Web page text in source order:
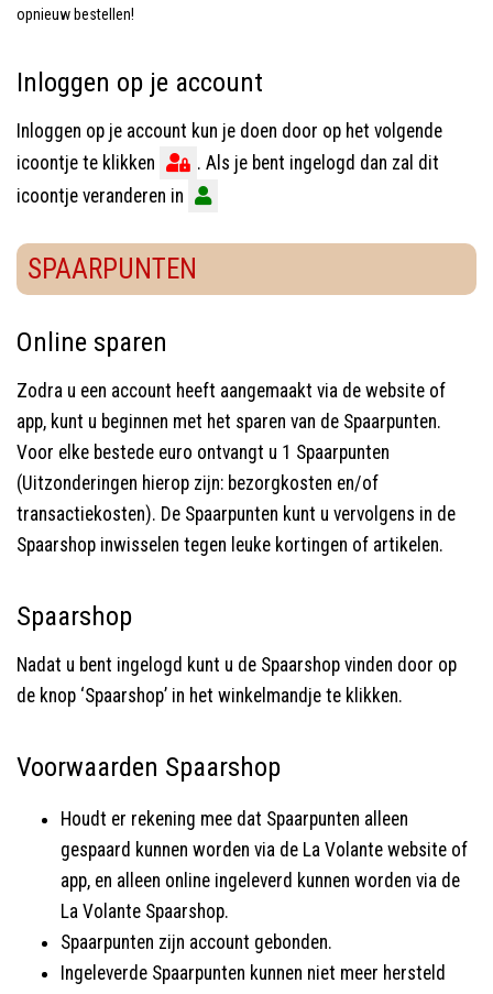
opnieuw bestellen!
Inloggen op je account
Inloggen op je account kun je doen door op het volgende
icoontje te klikken
. Als je bent ingelogd dan zal dit
icoontje veranderen in
SPAARPUNTEN
Online sparen
Zodra u een account heeft aangemaakt via de website of
app, kunt u beginnen met het sparen van de Spaarpunten.
Voor elke bestede euro ontvangt u 1 Spaarpunten
(Uitzonderingen hierop zijn: bezorgkosten en/of
transactiekosten). De Spaarpunten kunt u vervolgens in de
Spaarshop inwisselen tegen leuke kortingen of artikelen.
Spaarshop
Nadat u bent ingelogd kunt u de Spaarshop vinden door op
de knop ‘Spaarshop’ in het winkelmandje te klikken.
Voorwaarden Spaarshop
Houdt er rekening mee dat Spaarpunten alleen
gespaard kunnen worden via de La Volante website of
app, en alleen online ingeleverd kunnen worden via de
La Volante Spaarshop.
Spaarpunten zijn account gebonden.
Ingeleverde Spaarpunten kunnen niet meer hersteld